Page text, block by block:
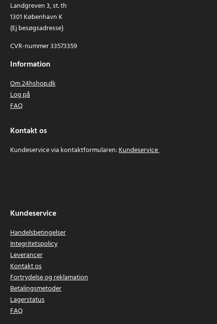
Landgreven 3, st. th
1301 København K
(Ej besøgsadresse)
CVR-nummer 33573359
Information
Om 24hshop.dk
Log på
FAQ
Kontakt os
Kundeservice via kontaktformularen:Kundeservice
Kundeservice
Handelsbetingelser
Integritetspolicy
Leverancer
Kontakt os
Fortrydelse og reklamation
Betalingsmetoder
Lagerstatus
FAQ